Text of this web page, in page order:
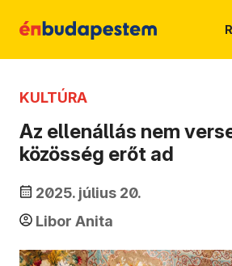
KULTÚRA
Az ellenállás nem
közösség erőt ad
2025. július 20.
Libor Anita